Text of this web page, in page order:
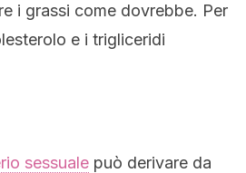
i grassi come dovrebbe. Per
e i trigliceridi
sessuale può derivare da